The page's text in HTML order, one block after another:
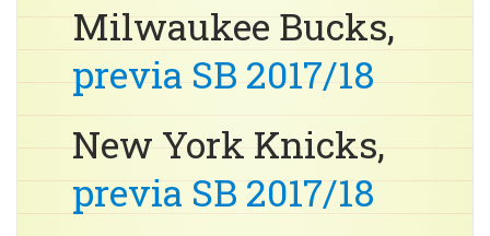
Milwaukee Bucks,
previa SB 2017/18
New York Knicks,
previa SB 2017/18